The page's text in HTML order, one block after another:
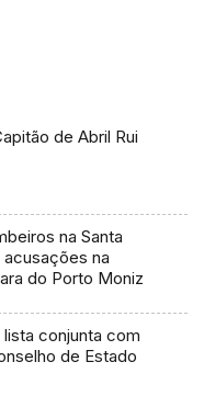
de Abril Rui
na Santa
na
do Porto Moniz
lista conjunta com
de Estado